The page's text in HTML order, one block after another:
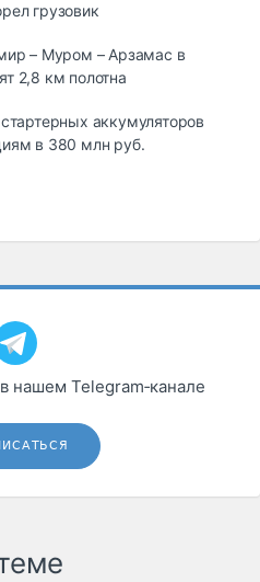
грузовик
– Муром – Арзамас в
2,8 км полотна
аккумуляторов
в 380 млн руб.
нашем Telegram‑канале